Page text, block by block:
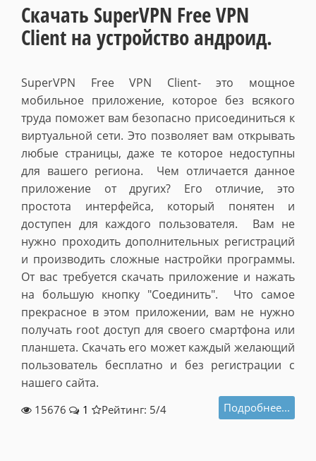
Скачать SuperVPN Free VPN
Client на устройство андроид.
SuperVPN Free VPN Client- это мощное
мобильное приложение, которое без всякого
труда поможет вам безопасно присоединиться к
виртуальной сети. Это позволяет вам открывать
любые страницы, даже те которое недоступны
для вашего региона. Чем отличается данное
приложение от других? Его отличие, это
простота интерфейса, который понятен и
доступен для каждого пользователя. Вам не
нужно проходить дополнительных регистраций
и производить сложные настройки программы.
От вас требуется скачать приложение и нажать
на большую кнопку "Соединить". Что самое
прекрасное в этом приложении, вам не нужно
получать root доступ для своего смартфона или
планшета. Скачать его может каждый желающий
пользователь бесплатно и без регистрации с
нашего сайта.
15676 1 Рейтинг: 5/4 Подробнее...